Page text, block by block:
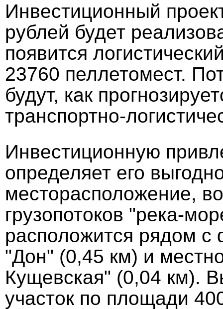
Инвестиционный
рублей будет
появится
23760 пеллетомест.
будут, как
транспортно-
Инвестиционную
определяет его
месторасположение,
грузопотоков "река-
расположится рядом с
"Дон" (0,45 км) и
Кущевская" (0,04 км).
участок по площади